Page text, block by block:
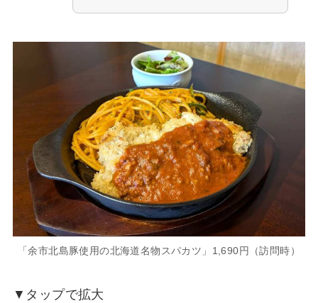
「余市北島豚使用の北海道名物スパカツ」1,690円（訪問時）
▼タップで拡大